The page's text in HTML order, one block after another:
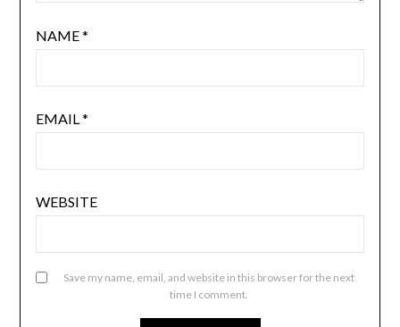
NAME*
EMAIL*
WEBSITE
Save my name, email, and website in this browser for the next
time I comment.